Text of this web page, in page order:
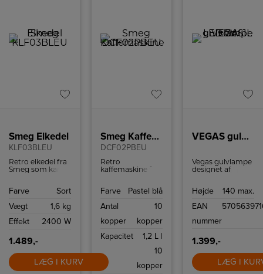
Smeg Elkedel
KLF03BLEU
Retro elkedel fra
Smeg som kan
tørkogningssikring
ved 100ºC.
Farve
Sort
Vægt
1,6 kg
Effekt
2400 W
1.489,-
LÆG I KURV
Smeg Kaffemaskine
DCF02PBEU
Retro
kaffemaskine fra
til 10 kopper
Farve
Pastel blå
Antal
kopper
10
kopper
Kapacitet
1,2 L |
10
kopper
VEGAS gulvlampe LED 7W 1L sort
Vegas gulvlampe
designet af
med integreret
lysdæmper. Giver
lys og med sine 7
være en fordel at
kunne dæmpe
lyset til lige
nøjagtig den
stemning man
Højde
140 max.
EAN
nummer
1.399,-
LÆG I